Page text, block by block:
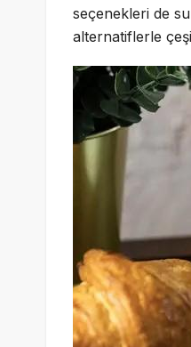
seçenekleri de
alternatiflerle